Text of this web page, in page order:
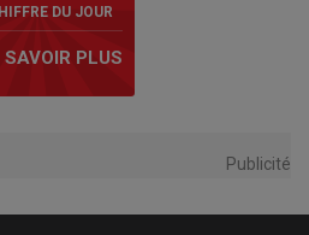
DU JOUR
SAVOIR PLUS
Publicité